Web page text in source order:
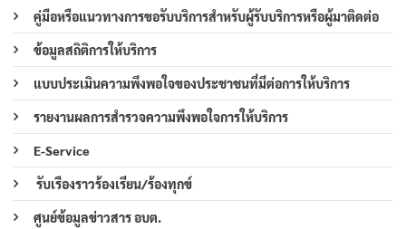
คู่มือหรือแนวทางการขอรับบริการสำหรับผู้รับบริการหรือผู้มาติดต่อ
ข้อมูลสถิติการให้บริการ
แบบประเมินความพึงพอใจของประชาชนที่มีต่อการให้บริการ
รายงานผลการสำรวจความพึงพอใจการให้บริการ
E-Service
รับเรืองราวร้องเรียน/ร้องทุกข์
ศูนย์ข้อมูลข่าวสาร อบต.